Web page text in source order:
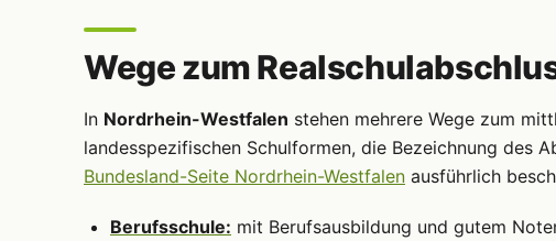
Wege zum
In Nordrhein-Westfalen stehen mehrere Wege zum
landesspezifischen Schulformen, die Bezeichnung des
Bundesland-Seite Nordrhein-Westfalen ausführlich
Berufsschule: mit Berufsausbildung und gutem